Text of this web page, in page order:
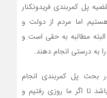
پل کمربندی فریدونکنار
شرایط 20 ساله هستیم اما مردم از دولت و
مطالبه‌ به حقی است و
به درستی انجام دهند.
بحث پل کمربندی انجام
تا اگر ما روزی رفتیم و